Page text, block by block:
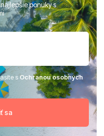
ponuky s
sOchranou osobných